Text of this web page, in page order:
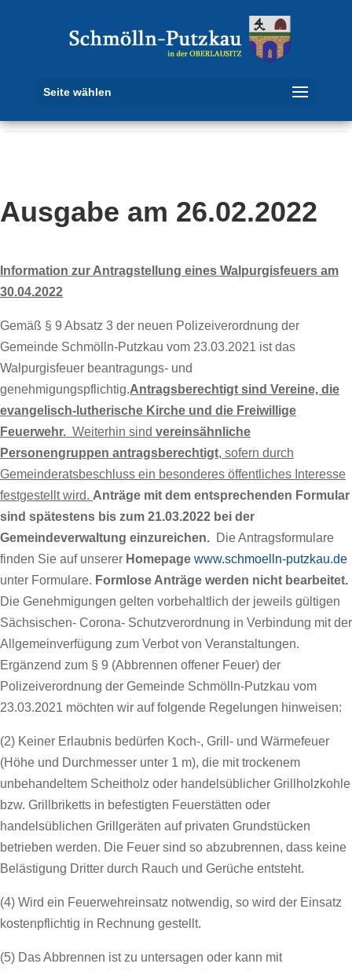
Seite wählen
Ausgabe am 26.02.2022
Information zur Antragstellung eines Walpurgisfeuers am
30.04.2022
Gemäß § 9 Absatz 3 der neuen Polizeiverordnung der
Gemeinde Schmölln-Putzkau vom 23.03.2021 ist das
Walpurgisfeuer beantragungs- und
genehmigungspflichtig.Antragsberechtigt sind Vereine, die
evangelisch-lutherische Kirche und die Freiwillige
Feuerwehr. Weiterhin sind vereinsähnliche
Personengruppen antragsberechtigt, sofern durch
Gemeinderatsbeschluss ein besonderes öffentliches Interesse
festgestellt wird. Anträge mit dem entsprechenden Formular
sind spätestens bis zum 21.03.2022 bei der
Gemeindeverwaltung einzureichen. Die Antragsformulare
finden Sie auf unserer Homepage www.schmoelln-putzkau.de
unter Formulare. Formlose Anträge werden nicht bearbeitet.
Die Genehmigungen gelten vorbehaltlich der jeweils gültigen
Sächsischen- Corona- Schutzverordnung in Verbindung mit der
Allgemeinverfügung zum Verbot von Veranstaltungen.
Ergänzend zum § 9 (Abbrennen offener Feuer) der
Polizeiverordnung der Gemeinde Schmölln-Putzkau vom
23.03.2021 möchten wir auf folgende Regelungen hinweisen:
(2) Keiner Erlaubnis bedürfen Koch-, Grill- und Wärmefeuer
(Höhe und Durchmesser unter 1 m), die mit trockenem
unbehandeltem Scheitholz oder handelsüblicher Grillholzkohle
bzw. Grillbriketts in befestigten Feuerstätten oder
handelsüblichen Grillgeräten auf privaten Grundstücken
betrieben werden. Die Feuer sind so abzubrennen, dass keine
Belästigung Dritter durch Rauch und Gerüche entsteht.
(4) Wird ein Feuerwehreinsatz notwendig, so wird der Einsatz
kostenpflichtig in Rechnung gestellt.
(5) Das Abbrennen ist zu untersagen oder kann mit